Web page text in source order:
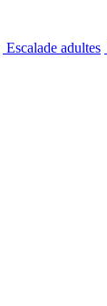
Escalade adultes